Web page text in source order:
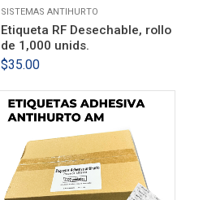
SISTEMAS ANTIHURTO
Etiqueta RF Desechable, rollo
de 1,000 unids.
$35.00